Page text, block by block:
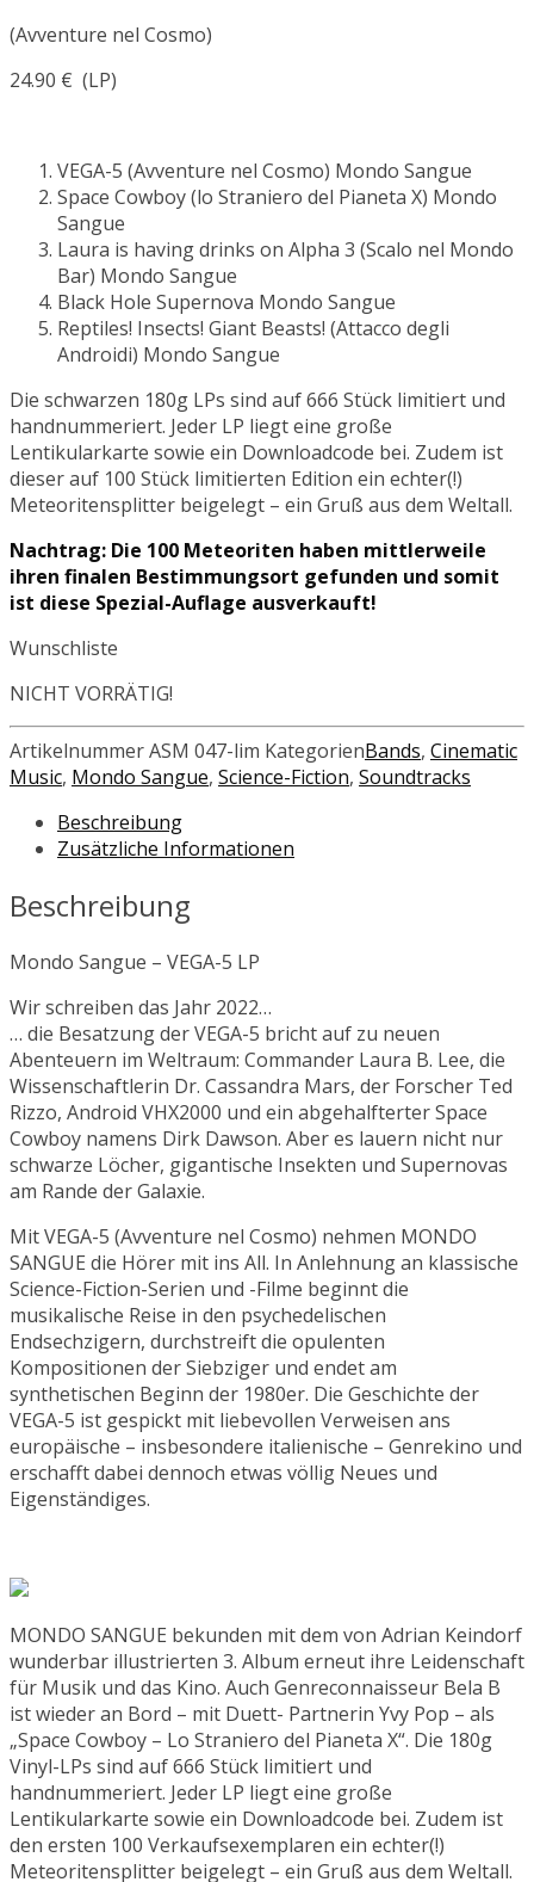
(Avventure nel Cosmo)
24.90 € (LP)
VEGA-5 (Avventure nel Cosmo) Mondo Sangue
Space Cowboy (lo Straniero del Pianeta X) Mondo
Sangue
Laura is having drinks on Alpha 3 (Scalo nel Mondo
Bar) Mondo Sangue
Black Hole Supernova Mondo Sangue
Reptiles! Insects! Giant Beasts! (Attacco degli
Androidi) Mondo Sangue
Die schwarzen 180g LPs sind auf 666 Stück limitiert und
handnummeriert. Jeder LP liegt eine große
Lentikularkarte sowie ein Downloadcode bei. Zudem ist
dieser auf 100 Stück limitierten Edition ein echter(!)
Meteoritensplitter beigelegt – ein Gruß aus dem Weltall.
Nachtrag: Die 100 Meteoriten haben mittlerweile
ihren finalen Bestimmungsort gefunden und somit
ist diese Spezial-Auflage ausverkauft!
Wunschliste
NICHT VORRÄTIG!
ArtikelnummerASM 047-lim KategorienBands, Cinematic
Music, Mondo Sangue, Science-Fiction, Soundtracks
Beschreibung
Zusätzliche Informationen
Beschreibung
Mondo Sangue – VEGA-5 LP
Wir schreiben das Jahr 2022…
… die Besatzung der VEGA-5 bricht auf zu neuen
Abenteuern im Weltraum: Commander Laura B. Lee, die
Wissenschaftlerin Dr. Cassandra Mars, der Forscher Ted
Rizzo, Android VHX2000 und ein abgehalfterter Space
Cowboy namens Dirk Dawson. Aber es lauern nicht nur
schwarze Löcher, gigantische Insekten und Supernovas
am Rande der Galaxie.
Mit VEGA-5 (Avventure nel Cosmo) nehmen MONDO
SANGUE die Hörer mit ins All. In Anlehnung an klassische
Science-Fiction-Serien und -Filme beginnt die
musikalische Reise in den psychedelischen
Endsechzigern, durchstreift die opulenten
Kompositionen der Siebziger und endet am
synthetischen Beginn der 1980er. Die Geschichte der
VEGA-5 ist gespickt mit liebevollen Verweisen ans
europäische – insbesondere italienische – Genrekino und
erschafft dabei dennoch etwas völlig Neues und
Eigenständiges.
MONDO SANGUE bekunden mit dem von Adrian Keindorf
wunderbar illustrierten 3. Album erneut ihre Leidenschaft
für Musik und das Kino. Auch Genreconnaisseur Bela B
ist wieder an Bord – mit Duett- Partnerin Yvy Pop – als
„Space Cowboy – Lo Straniero del Pianeta X“. Die 180g
Vinyl-LPs sind auf 666 Stück limitiert und
handnummeriert. Jeder LP liegt eine große
Lentikularkarte sowie ein Downloadcode bei. Zudem ist
den ersten 100 Verkaufsexemplaren ein echter(!)
Meteoritensplitter beigelegt – ein Gruß aus dem Weltall.